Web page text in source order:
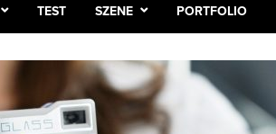
TEST SZENE PORTFOLIO